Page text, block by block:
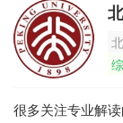
很多关注专业解